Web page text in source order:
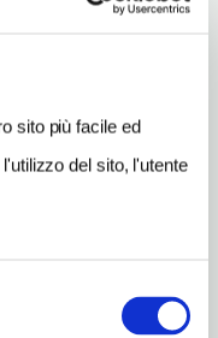
sito più facile ed
del sito, l'utente